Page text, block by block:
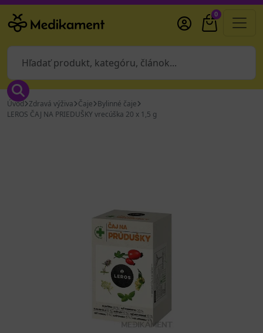
0
Úvod Zdravá výživa Čaje Bylinné čaje
LEROS ČAJ NA PRIEDUŠKY vrecúška 20 x 1,5 g